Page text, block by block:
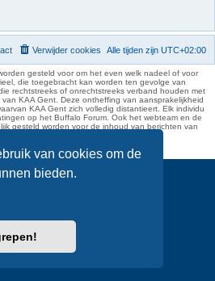
van cookies om de
bieden.
Alle tijden zijn UTC+02:00
Verwijder cookies
gesteld voor om het even welk nadeel of voor
die toegebracht kan worden ten gevolge van
rechtstreeks of onrechtstreeks verband houden met
KAA Gent. Deze ontheffing van aansprakelijkheid
KAA Gent zich volledig distantieert. Elk individu
op het Buffalo Forum. Ook het webteam en de
gesteld worden voor de inhoud van berichten van